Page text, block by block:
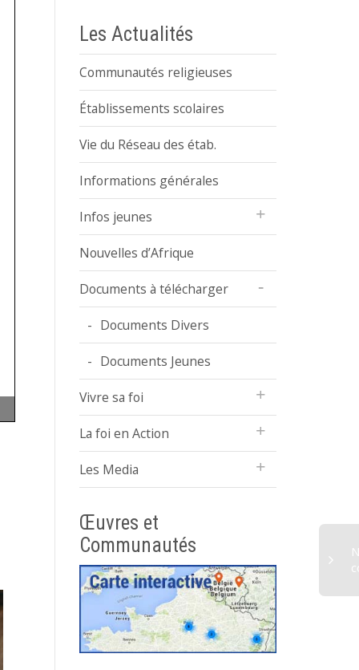
Les Actualités
Communautés religieuses
Établissements scolaires
Vie du Réseau des étab.
Informations générales
Infos jeunes
Nouvelles d’Afrique
Documents à télécharger
Documents Divers
Documents Jeunes
Vivre sa foi
La foi en Action
Les Media
Œuvres et
Communautés